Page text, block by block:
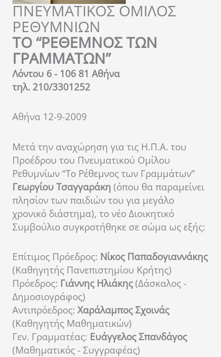
ΠΝΕΥΜΑΤΙΚΟΣ ΟΜΙΛΟΣ
ΡΕΘΥΜΝΙΩΝ
ΤΟ “ΡΕΘΕΜΝΟΣ ΤΩΝ
ΓΡΑΜΜΑΤΩΝ”
Λόντου 6 - 106 81 Αθήνα
τηλ. 210/3301252
Αθήνα 12-9-2009
Μετά την αναχώρηση για τις Η.Π.Α. του
Προέδρου του Πνευματικού Ομίλου
Ρεθυμνίων “Το Ρέθεμνος των Γραμμάτων”
Γεωργίου Τσαγγαράκη (όπου θα παραμείνει
πλησίον των παιδιών του για μεγάλο
χρονικό διάστημα), το νέο Διοικητικό
Συμβούλιο συγκροτήθηκε σε σώμα ως εξής:
Επίτιμος Πρόεδρος: Νίκος Παπαδογιαννάκης
(Καθηγητής Πανεπιστημίου Κρήτης)
Πρόεδρος: Γιάννης Ηλιάκης(Δάσκαλος -
Δημοσιογράφος)
Αντιπρόεδρος: Χαράλαμπος Σχοινάς
(Καθηγητής Μαθηματικών)
Γεν. Γραμματέας: Ευάγγελος Σπανδάγος
(Μαθηματικός - Συγγραφέας)